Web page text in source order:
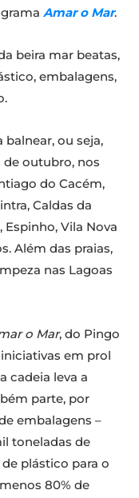
Amar o Mar.
beira mar beatas,
embalagens,
ou seja,
outubro, nos
do Cacém,
Caldas da
Espinho, Vila Nova
Além das praias,
nas Lagoas
o Mar, do Pingo
em prol
cadeia leva a
parte, por
embalagens –
toneladas de
plástico para o
80% de